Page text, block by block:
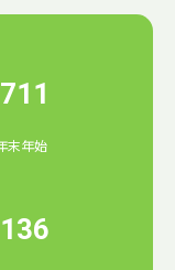
末年始